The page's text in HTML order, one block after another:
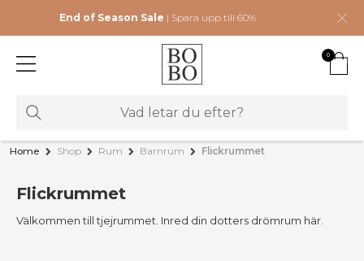
End of Season Sale | Spara upp till 60%
0
Home Shop Rum Barnrum Flickrummet
Flickrummet
Välkommen till tjejrummet. Inred din dotters drömrum här.